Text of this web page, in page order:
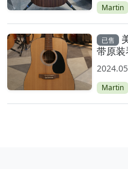
Martin
已售
带原装
Martin